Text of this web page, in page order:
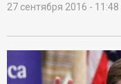
27 сентября 2016 - 11:48